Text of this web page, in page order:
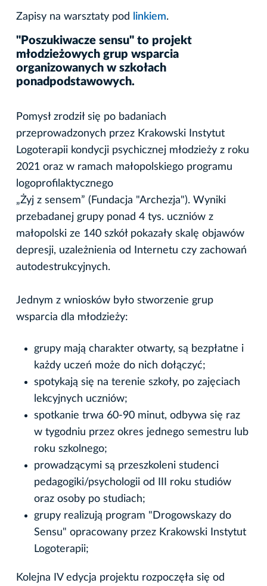
Zapisy na warsztaty pod linkiem.
"Poszukiwacze sensu" to projekt
młodzieżowych grup wsparcia
organizowanych w szkołach
ponadpodstawowych.
Pomysł zrodził się po badaniach
przeprowadzonych przez Krakowski Instytut
Logoterapii kondycji psychicznej młodzieży z roku
2021 oraz w ramach małopolskiego programu
logoprofilaktycznego
„Żyj z sensem” (Fundacja "Archezja"). Wyniki
przebadanej grupy ponad 4 tys. uczniów z
małopolski ze 140 szkół pokazały skalę objawów
depresji, uzależnienia od Internetu czy zachowań
autodestrukcyjnych.
Jednym z wniosków było stworzenie grup
wsparcia dla młodzieży:
grupy mają charakter otwarty, są bezpłatne i
każdy uczeń może do nich dołączyć;
spotykają się na terenie szkoły, po zajęciach
lekcyjnych uczniów;
spotkanie trwa 60-90 minut, odbywa się raz
w tygodniu przez okres jednego semestru lub
roku szkolnego;
prowadzącymi są przeszkoleni studenci
pedagogiki/psychologii od III roku studiów
oraz osoby po studiach;
grupy realizują program "Drogowskazy do
Sensu" opracowany przez Krakowski Instytut
Logoterapii;
Kolejna IV edycja projektu rozpoczęła się od